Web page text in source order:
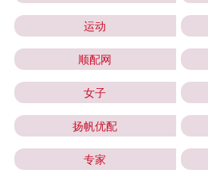
运动
顺配网
女子
扬帆优配
专家